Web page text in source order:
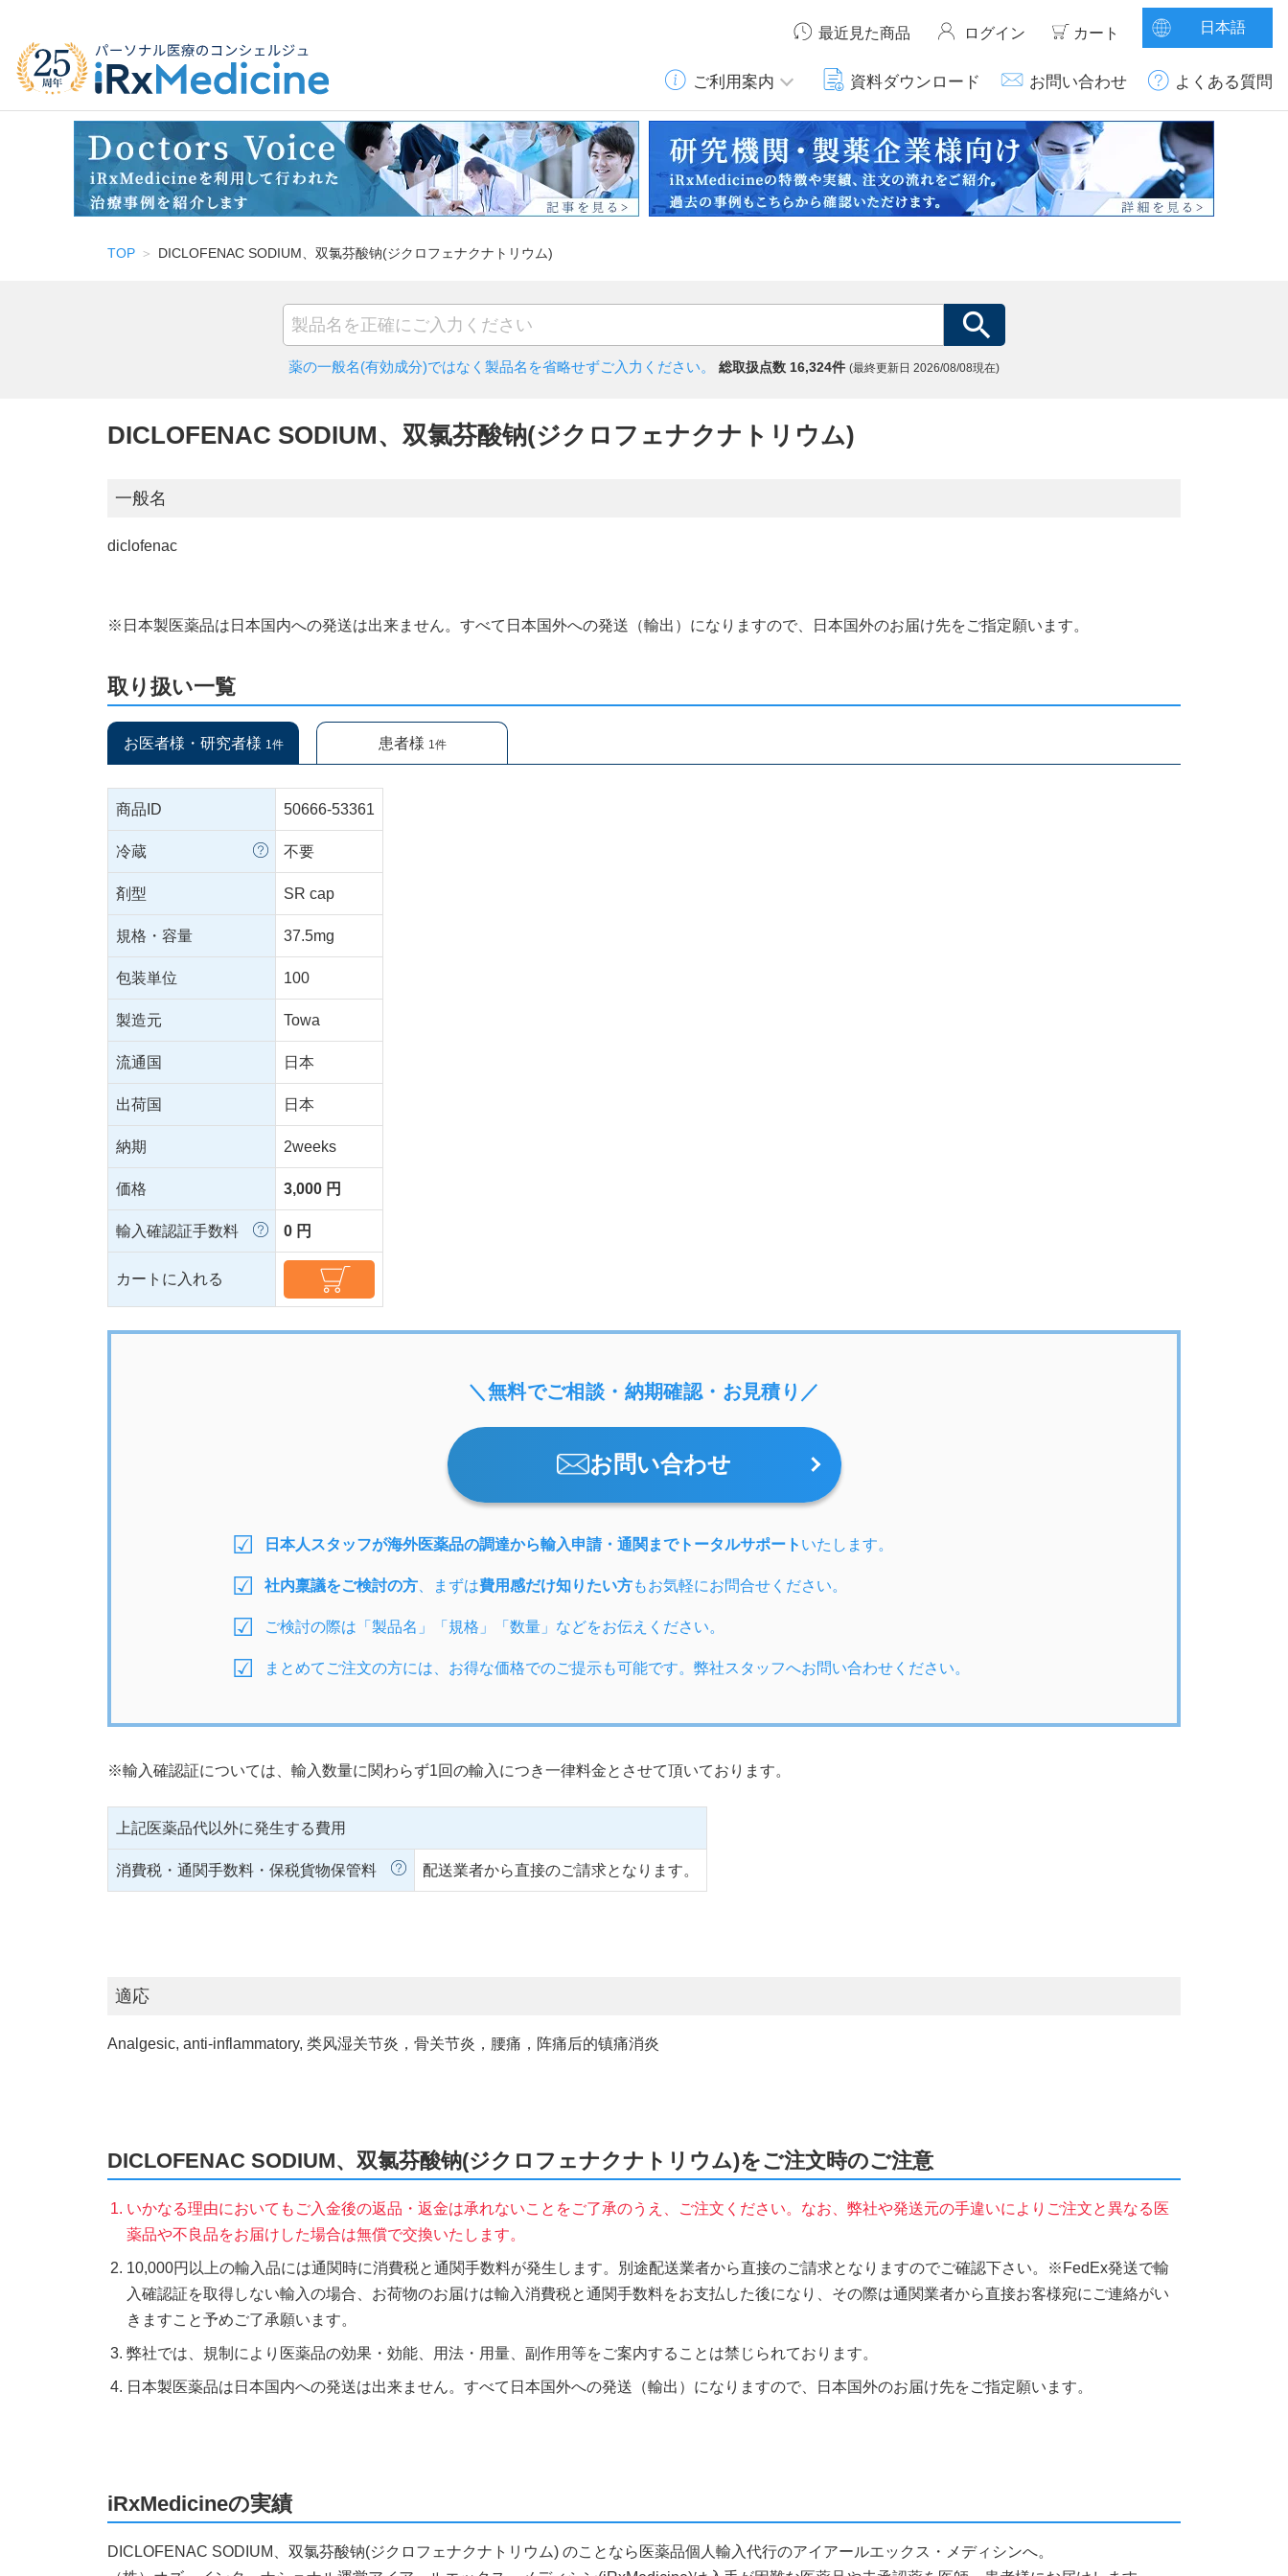
最近見た商品 ログイン カート 日本語
ご利用案内 資料ダウンロード お問い合わせ よくある質問
TOP DICLOFENAC SODIUM、双氯芬酸钠(ジクロフェナクナトリウム)
薬の一般名(有効成分)ではなく 製品名を省略せずご入力ください。 総取扱点数 16,324件 (最終更新日 2026/08/08現在)
DICLOFENAC SODIUM、双氯芬酸钠(ジクロフェナクナトリウム)
一般名
diclofenac
※日本製医薬品は日本国内への発送は出来ません。すべて日本国外への発送（輸出）になりますので、日本国外のお届け先をご指定願います。
取り扱い一覧
お医者様・研究者様 1件 患者様 1件
商品ID 50666-53361
冷蔵 不要
剤型 SR cap
規格・容量 37.5mg
包装単位 100
製造元 Towa
流通国 日本
出荷国 日本
納期 2weeks
価格 3,000 円
輸入確認証手数料 0 円
カートに入れる
＼無料でご相談・納期確認・お見積り／
お問い合わせ
日本人スタッフが海外医薬品の調達から輸入申請・通関までトータルサポート いたします。
社内稟議をご検討の方 、まずは費用感だけ知りたい方もお気軽にお問合せください。
ご検討の際は「製品名」「規格」「数量」などをお伝えください。
まとめてご注文の方には、お得な価格でのご提示も可能です。弊社スタッフへお問い合わせください。
※輸入確認証については、輸入数量に関わらず1回の輸入につき一律料金とさせて頂いております。
上記医薬品代以外に発生する費用
消費税・通関手数料・保税貨物保管料 配送業者から直接のご請求となります。
適応
Analgesic, anti-inflammatory, 类风湿关节炎，骨关节炎，腰痛，阵痛后的镇痛消炎
DICLOFENAC SODIUM、双氯芬酸钠(ジクロフェナクナトリウム)をご注文時のご注意
いかなる理由においてもご入金後の返品・返金は承れないことをご了承のうえ、ご注文ください。なお、弊社や発送元の手違いによりご注文と異なる医
薬品や不良品をお届けした場合は無償で交換いたします。
10,000円以上の輸入品には通関時に消費税と通関手数料が発生します。別途配送業者から直接のご請求となりますのでご確認下さい。※FedEx発送で輸
入確認証を取得しない輸入の場合、お荷物のお届けは輸入消費税と通関手数料をお支払した後になり、その際は通関業者から直接お客様宛にご連絡がい
きますこと予めご了承願います。
弊社では、規制により医薬品の効果・効能、用法・用量、副作用等をご案内することは禁じられております。
日本製医薬品は日本国内への発送は出来ません。すべて日本国外への発送（輸出）になりますので、日本国外のお届け先をご指定願います。
iRxMedicineの実績
DICLOFENAC SODIUM、双氯芬酸钠(ジクロフェナクナトリウム) のことなら医薬品個人輸入代行のアイアールエックス・メディシンへ。